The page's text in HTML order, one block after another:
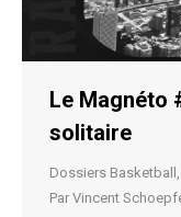
Le Magnéto
solitaire
Dossiers Basketball
Par Vincent